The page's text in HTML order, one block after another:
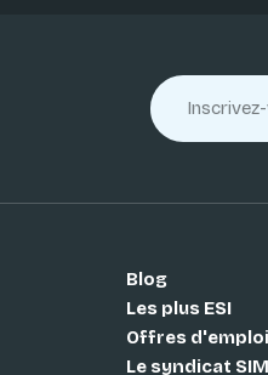
Blog
Les plus ESI
Offres d'emploi
Le syndicat